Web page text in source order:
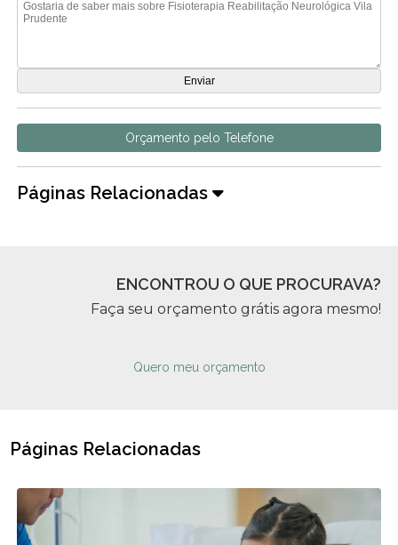
Orçamento pelo Telefone
Páginas Relacionadas
ENCONTROU O QUE PROCURAVA?
Faça seu orçamento grátis agora mesmo!
Quero meu orçamento
Páginas Relacionadas